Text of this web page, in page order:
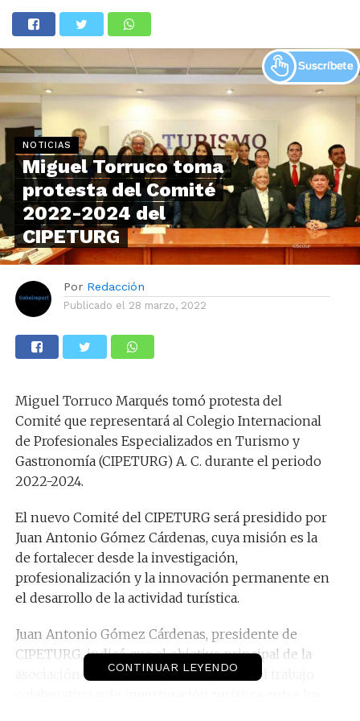
NOTICIAS
Miguel Torruco toma
protesta del Comité
2022-2024 del
CIPETURG
Por Redacción
Publicado el 28 marzo, 2022
Miguel Torruco Marqués tomó protesta del
Comité que representará al Colegio Internacional
de Profesionales Especializados en Turismo y
Gastronomía (CIPETURG) A. C. durante el periodo
2022-2024.
El nuevo Comité del CIPETURG será presidido por
Juan Antonio Gómez Cárdenas, cuya misión es la
de fortalecer desde la investigación,
profesionalización y la innovación permanente en
el desarrollo de la actividad turística.
Juan Antonio Gómez Cárdenas, presidente de
CIPETURG, indicó que el objetivo principal de la
asociación es impulsar y hacer posible el trabajo
CONTINUAR LEYENDO